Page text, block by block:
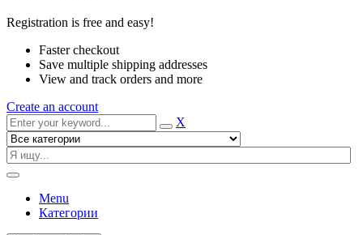
Registration is free and easy!
Faster checkout
Save multiple shipping addresses
View and track orders and more
Create an account
X
Menu
Категории